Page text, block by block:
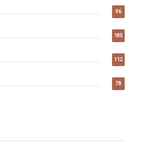
96
185
112
78